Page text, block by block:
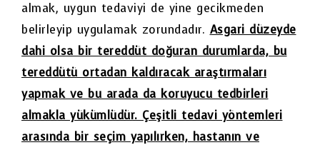
almak, uygun tedaviyi de yine gecikmeden
belirleyip uygulamak zorundadır. Asgari düzeyde
dahi olsa bir tereddüt doğuran durumlarda, bu
tereddütü ortadan kaldıracak araştırmaları
yapmak ve bu arada da koruyucu tedbirleri
almakla yükümlüdür. Çeşitli tedavi yöntemleri
arasında bir seçim yapılırken, hastanın ve